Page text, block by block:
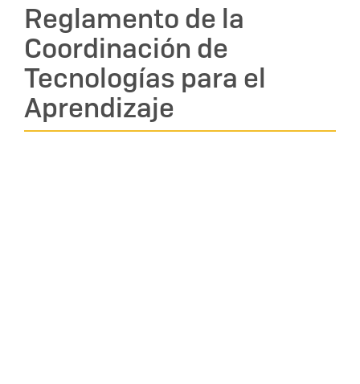
Reglamento de la
Coordinación de
Tecnologías para el
Aprendizaje